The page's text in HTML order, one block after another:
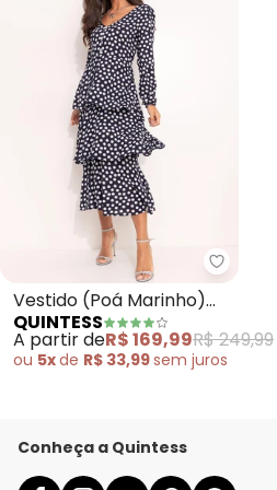
Vestido (Poá Marinho)
em Viscose Plana
QUINTESS
A partir deR$ 169,99R$ 249,99
ou 5xde R$ 33,99sem juros
Conheça a Quintess